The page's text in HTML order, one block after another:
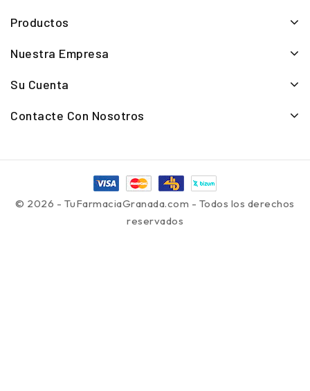
Productos
Nuestra Empresa
Su Cuenta
Contacte Con Nosotros
© 2026 - TuFarmaciaGranada.com - Todos los derechos
reservados